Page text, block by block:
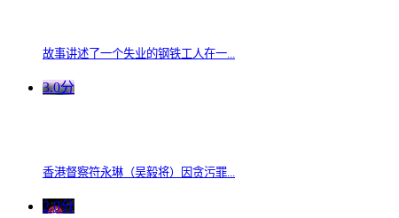
故事讲述了一个失业的钢铁工人在一...
3.0分
香港督察符永琳（吴毅将）因贪污罪...
2.0分